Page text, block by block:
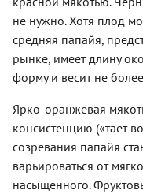
не нужно. Хотя плод
средняя папайя,
рынке, имеет длину
форму и весит не
Ярко-оранжевая
консистенцию («тает
созревания папайя
варьироваться от
насыщенного.